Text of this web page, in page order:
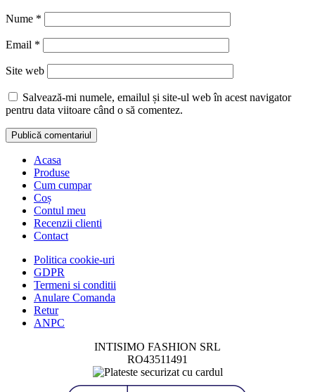
Nume *
Email *
Site web
Salvează-mi numele, emailul și site-ul web în acest navigator
pentru data viitoare când o să comentez.
Acasa
Produse
Cum cumpar
Coș
Contul meu
Recenzii clienti
Contact
Politica cookie-uri
GDPR
Termeni si conditii
Anulare Comanda
Retur
ANPC
INTISIMO FASHION SRL
RO43511491